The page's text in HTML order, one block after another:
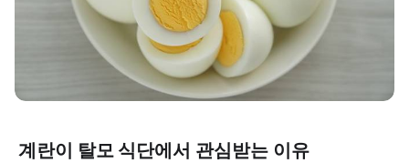
계란이 탈모 식단에서 관심받는 이유